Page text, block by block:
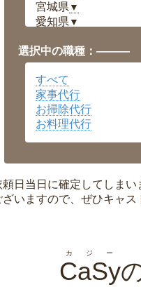
宮城県 ▼
愛知県 ▼
岡山県▼
広島県▼
沖縄県
選択中の職種：———
すべて
家事代行
お掃除代行
お料理代行
日当日に確定してしま
いますので、ぜひキャス
CaSy
カジー